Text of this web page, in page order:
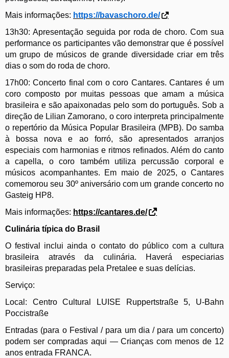
Mais informações: https://bavaschoro.de/
13h30: Apresentação seguida por roda de choro. Com sua
performance os participantes vão demonstrar que é possível
um grupo de músicos de grande diversidade criar em três
dias o som do roda de choro.
17h00: Concerto final com o coro Cantares. Cantares é um
coro composto por muitas pessoas que amam a música
brasileira e são apaixonadas pelo som do português. Sob a
direção de Lilian Zamorano, o coro interpreta principalmente
o repertório da Música Popular Brasileira (MPB). Do samba
à bossa nova e ao forró, são apresentados arranjos
especiais com harmonias e ritmos refinados. Além do canto
a capella, o coro também utiliza percussão corporal e
músicos acompanhantes. Em maio de 2025, o Cantares
comemorou seu 30º aniversário com um grande concerto no
Gasteig HP8.
Mais informações: https://cantares.de/
Culinária típica do Brasil
O festival inclui ainda o contato do público com a cultura
brasileira através da culinária. Haverá especiarias
brasileiras preparadas pela Pretalee e suas delícias.
Serviço:
Local: Centro Cultural LUISE Ruppertstraße 5, U-Bahn
Poccistraße
Entradas (para o Festival / para um dia / para um concerto)
podem ser compradas aqui — Crianças com menos de 12
anos entrada FRANCA.